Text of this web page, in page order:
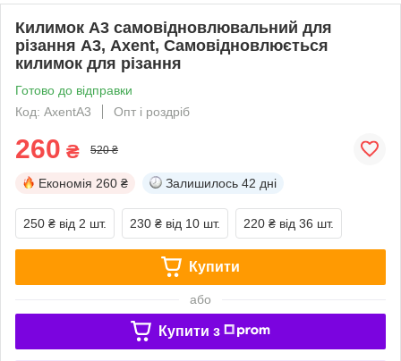
Килимок A3 самовідновлювальний для
різання А3, Axent, Самовідновлюється
килимок для різання
Готово до відправки
Код: AxentA3
Опт і роздріб
260 ₴ 520 ₴
Економія 260 ₴ Залишилось 42 дні
250 ₴ від 2 шт. 230 ₴ від 10 шт. 220 ₴ від 36 шт.
Купити
або
Купити з